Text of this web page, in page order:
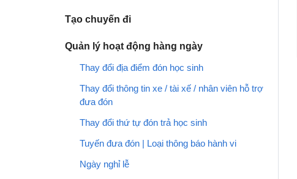
Tạo chuyến đi
Quản lý hoạt động hàng ngày
Thay đổi địa điểm đón học sinh
Thay đổi thông tin xe / tài xế / nhân viên hỗ trợ
đưa đón
Thay đổi thứ tự đón trả học sinh
Tuyến đưa đón | Loại thông báo hành vi
Ngày nghỉ lễ